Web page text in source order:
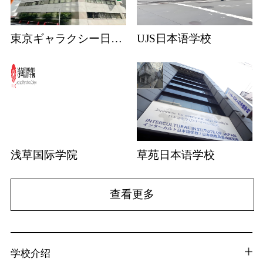
東京ギャラクシー日本語学校 UJS日本语学校
浅草国际学院 草苑日本语学校
查看更多
学校介绍